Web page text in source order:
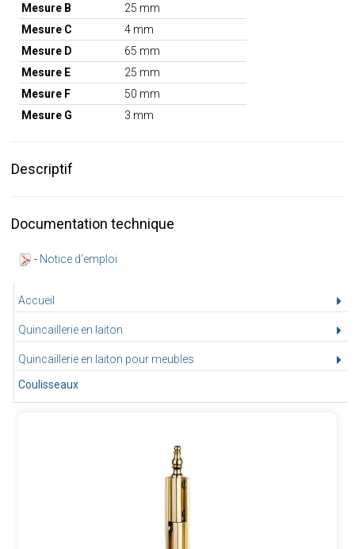
Accueil
Quincaillerie en laiton
Quincaillerie en laiton pour meubles
Coulisseaux
Mesure B
25 mm
Mesure C
4 mm
Mesure D
65 mm
Mesure E
25 mm
Mesure F
50 mm
Mesure G
3 mm
Descriptif
Documentation technique
- Notice d'emploi